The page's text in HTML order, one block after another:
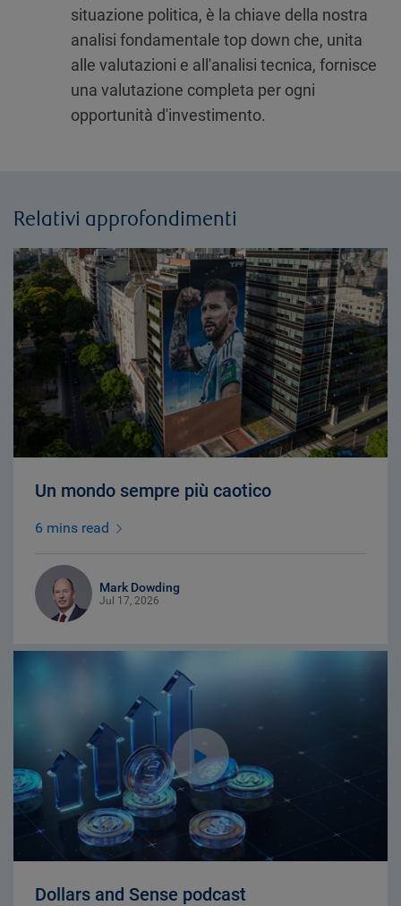
situazione politica, è la chiave della nostra
analisi fondamentale top down che, unita
alle valutazioni e all'analisi tecnica, fornisce
una valutazione completa per ogni
opportunità d'investimento.
Relativi approfondimenti
Un mondo sempre più caotico
6 mins read
Mark Dowding
Jul 17, 2026
Dollars and Sense podcast